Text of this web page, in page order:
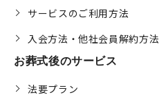
サービスのご利用方法
入会方法・他社会員解約方法
お葬式後のサービス
法要プラン